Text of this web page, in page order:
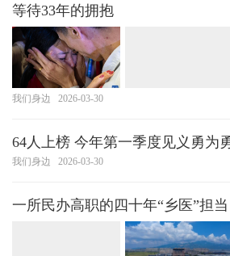
等待33年的拥抱
我们身边 2026-03-30
64人上榜 今年第一季度见义勇为
我们身边 2026-03-30
一所民办高职的四十年“乡医”担当